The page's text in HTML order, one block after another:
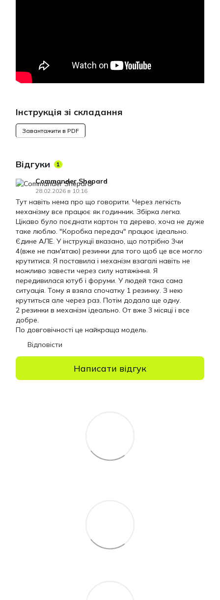
Інструкція зі складання
Завантажити в PDF
Відгуки 1
Commander Shepard
28.02.2026 в 10:16
Тут навіть нема про що говорити. Через легкість
механізму все працює як годинник. Збірка легка.
Цікаво було поєднати картон та дерево, хоча не дуже
таке люблю. "Коробка передач" працює ідеально.
Єдине АЛЕ. У інструкції вказано, що потрібно 3чи
4(вже не пам'ятаю) резинки для того щоб це все могло
крутитися. Я поставила і механізм взагалі навіть не
можливо завести через силу натяжіння. Я
передивилася ютуб і форуми. У людей така сама
ситуація. Тому я взяла спочатку 1 резинку. З нею
крутиться але через раз. Потім додала ще одну.
2 резинки в механізм ідеально. От вже 3 місяці і все
добре.
По довговічності це найкраща модель.
Відповісти
Написати відгук